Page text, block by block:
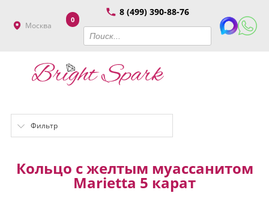
Москва
8 (499) 390-88-76
0
Фильтр
Кольцо с желтым муассанитом
Marietta 5 карат